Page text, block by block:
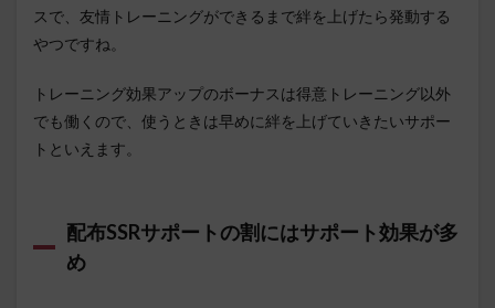
スで、友情トレーニングができるまで絆を上げたら発動する
やつですね。
トレーニング効果アップのボーナスは得意トレーニング以外
でも働くので、使うときは早めに絆を上げていきたいサポー
トといえます。
配布SSRサポートの割にはサポート効果が多
め